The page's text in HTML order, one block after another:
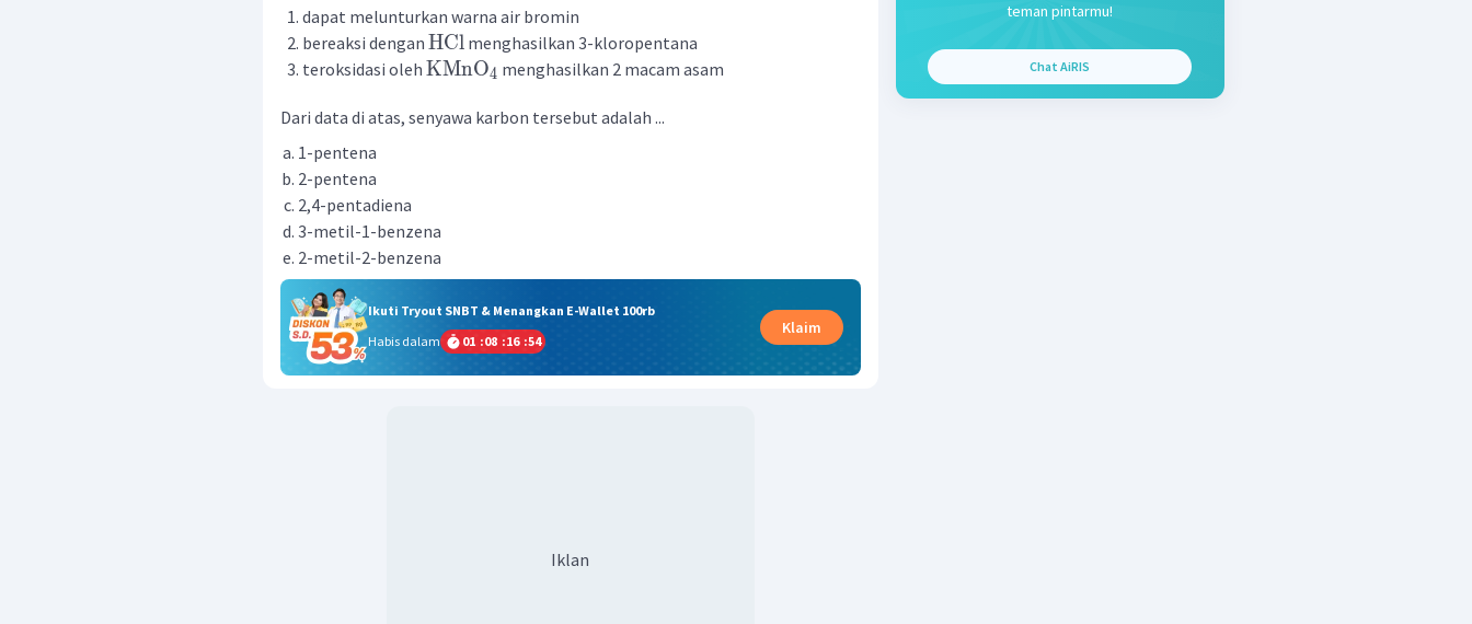
dapat melunturkan warna air bromin
bereaksi dengan HCl menghasilkan 3-kloropentana
teroksidasi oleh KMnO4 menghasilkan 2 macam asam
Dari data di atas, senyawa karbon tersebut adalah ...
1-pentena
2-pentena
2,4-pentadiena
3-metil-1-benzena
2-metil-2-benzena
Ikuti Tryout SNBT & Menangkan E-Wallet 100rb
Habis dalam
01 :08 :16 :54
Klaim
Iklan
teman pintarmu!
Chat AiRIS